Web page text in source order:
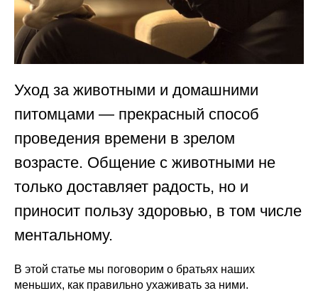
Уход за животными и домашними
питомцами — прекрасный способ
проведения времени в зрелом
возрасте. Общение с животными не
только доставляет радость, но и
приносит пользу здоровью, в том числе
ментальному.
В этой статье мы поговорим о братьях наших
меньших, как правильно ухаживать за ними.